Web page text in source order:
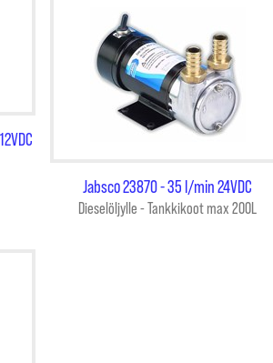
Jabsco 23870 - 35 l/min 24VDC
Dieselöljylle - Tankkikoot max 200L